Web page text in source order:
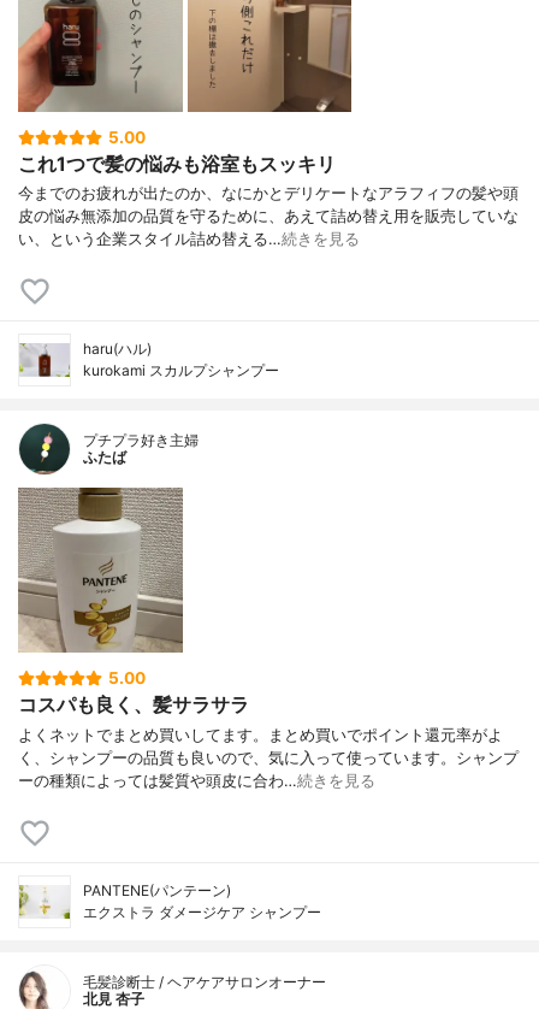
5.00
これ1つで髪の悩みも浴室もスッキリ
今までのお疲れが出たのか、なにかとデリケートなアラフィフの髪や頭
皮の悩み無添加の品質を守るために、あえて詰め替え用を販売していな
い、という企業スタイル詰め替える…続きを見る
haru(ハル)
kurokami スカルプシャンプー
プチプラ好き主婦
ふたば
5.00
コスパも良く、髪サラサラ
よくネットでまとめ買いしてます。まとめ買いでポイント還元率がよ
く、シャンプーの品質も良いので、気に入って使っています。シャンプ
ーの種類によっては髪質や頭皮に合わ…続きを見る
PANTENE(パンテーン)
エクストラ ダメージケア シャンプー
毛髪診断士 / ヘアケアサロンオーナー
北見 杏子